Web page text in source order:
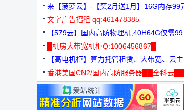
来【菠萝云】-【买2月送1月】16G内存99
文字广告招租 qq:461478385
【579云】国内高防物理机,40H64G仅需99
元
█机房大带宽机柜Q:1006456867█
【高电机柜】算力托管租赁、大带宽、云主
机
香港美国CN2/国内高防服务器██全科云██
广告 商业广告